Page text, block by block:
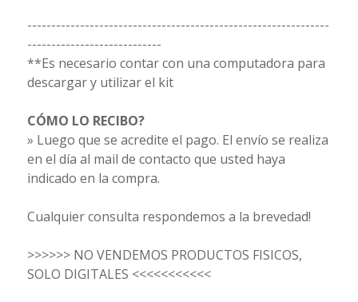
---------------------------------------------------------------
----------------------------
**Es necesario contar con una computadora para
descargar y utilizar el kit
CÓMO LO RECIBO?
» Luego que se acredite el pago. El envío se realiza
en el día al mail de contacto que usted haya
indicado en la compra.
Cualquier consulta respondemos a la brevedad!
>>>>>> NO VENDEMOS PRODUCTOS FISICOS,
SOLO DIGITALES <<<<<<<<<<<